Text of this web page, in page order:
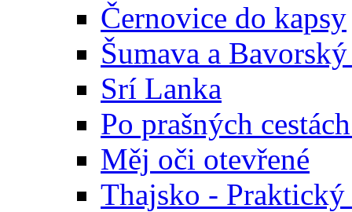
Černovice do kapsy
Šumava a
Srí Lanka
Po prašných
Měj oči otevřené
Thajsko - Praktický